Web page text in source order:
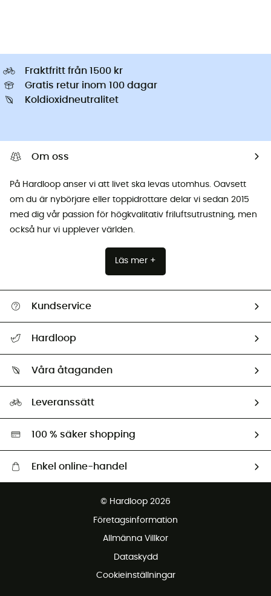
Fraktfritt från 1500 kr
Gratis retur inom 100 dagar
Koldioxidneutralitet
Om oss
På Hardloop anser vi att livet ska levas utomhus. Oavsett
om du är nybörjare eller toppidrottare delar vi sedan 2015
med dig vår passion för högkvalitativ friluftsutrustning, men
också hur vi upplever världen.
Läs mer +
Kundservice
Retur & återbetalning
Hardloop
Ambassadörer
Våra åtaganden
Miljöanpassat urval
Leveranssätt
100 % säker shopping
Enkel online-handel
Gratis retur inom 100 dagar
© Hardloop 2026
Företagsinformation
Allmänna Villkor
Dataskydd
Cookieinställningar